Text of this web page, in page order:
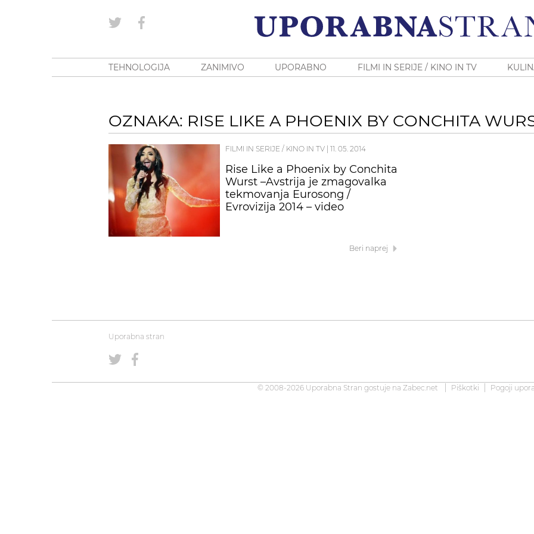
TEHNOLOGIJA ZANIMIVO UPORABNO FILMI IN SERIJE / KINO IN TV
OZNAKA: RISE LIKE A PHOENIX BY CONCHITA
FILMI IN SERIJE / KINO IN TV 11. 05. 2014
Rise Like a Phoenix by Conchita
Wurst –Avstrija je zmagovalka
tekmovanja Eurosong /
Evrovizija 2014 – video
Beri naprej
Uporabna stran
© 2008-2026 Uporabna Stran gostuje na Zabec.net Piškotki Pogoji